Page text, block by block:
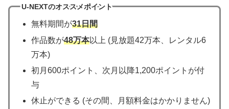
U-NEXTのオススメポイント
無料期間が31日間
作品数が48万本以上 (見放題42万本、レンタル6
万本)
初月600ポイント、次月以降1,200ポイントが付
与
休止ができる (その間、月額料金はかかりません)